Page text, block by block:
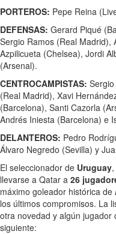
PORTEROS: Pepe Reina
DEFENSAS: Gerard Piqué
Sergio Ramos (Real Madrid),
Azpilicueta (Chelsea), Jordi
(Arsenal).
CENTROCAMPISTAS:
(Real Madrid), Xavi
(Barcelona), Santi Cazorla
Andrés Iniesta (Barcelona) e
DELANTEROS: Pedro
Álvaro Negredo (Sevilla) y
El seleccionador de Uruguay
llevarse a Qatar a 26
máximo goleador histórica de
los últimos compromisos. La
otra novedad y algún jugador
siguiente: